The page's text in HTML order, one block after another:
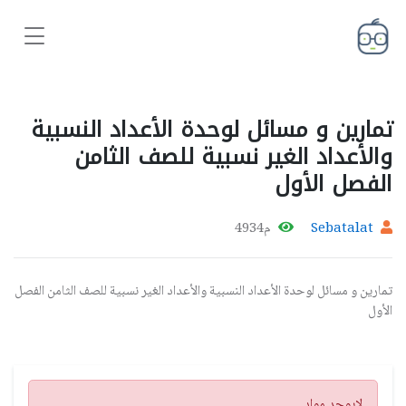
تمارين و مسائل لوحدة الأعداد النسبية
والأعداد الغير نسبية للصف الثامن
الفصل الأول
Sebatalat م4934
تمارين و مسائل لوحدة الأعداد النسبية والأعداد الغير نسبية للصف الثامن الفصل
الأول